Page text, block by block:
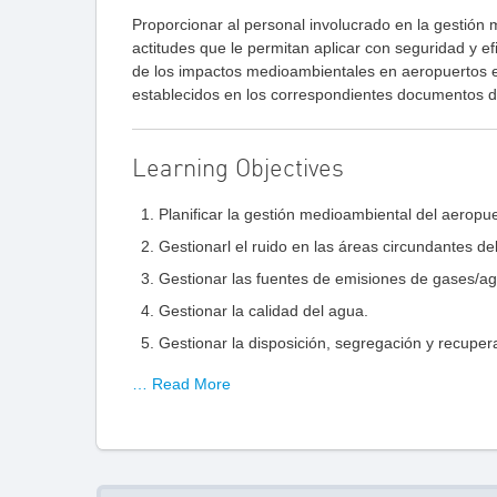
Proporcionar al personal involucrado en la gestión
actitudes que le permitan aplicar con seguridad y
de los impactos medioambientales en
establecidos en los correspondientes documentos
Learning Objectives
Planificar la gestión medioambiental del
Gestionarl el ruido en las áreas circundantes
Gestionar las fuentes de emisiones de gases/
Gestionar la calidad del agua.
Gestionar la disposición, segregación y
… Read More